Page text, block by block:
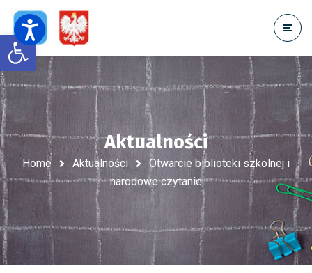
Open toolbar
Aktualności
Home Aktualności
Otwarcie biblioteki szkolnej i
narodowe czytanie